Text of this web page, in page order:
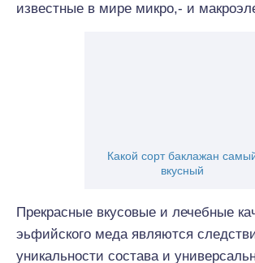
известные в мире микро,- и
Какой сорт баклажан
вкусный
Прекрасные вкусовые и лечебные
эьфийского меда являются
уникальности состава и